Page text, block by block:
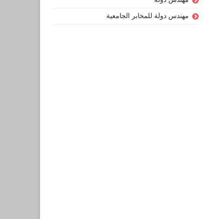
مهندس دولة للمخابر الجامعية